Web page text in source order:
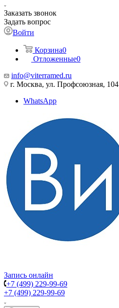
Заказать звонок
Задать вопрос
Войти
Корзина0
Отложенные0
info@viterramed.ru
г. Москва, ул. Профсоюзная, 104
WhatsApp
Запись онлайн
+7 (499) 229-99-69
+7 (499) 229-99-69